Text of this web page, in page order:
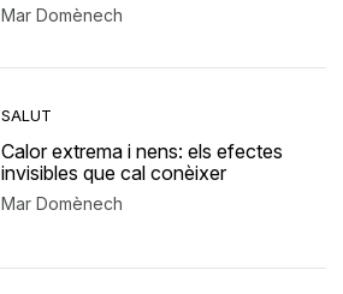
Mar Domènech
SALUT
Calor extrema i nens: els efectes
invisibles que cal conèixer
Mar Domènech